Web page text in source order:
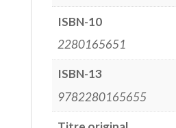
ISBN-10
2280165651
ISBN-13
9782280165655